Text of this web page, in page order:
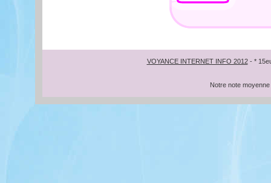
VOYANCE INTERNET INFO 2012- *
Notre note